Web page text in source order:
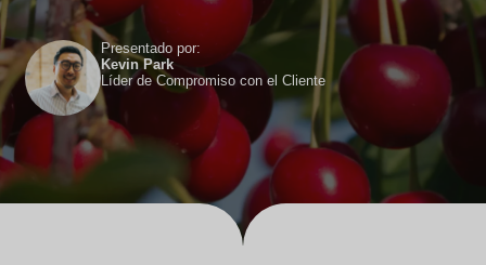
Presentado por:
Kevin Park
Líder de Compromiso con el Cliente